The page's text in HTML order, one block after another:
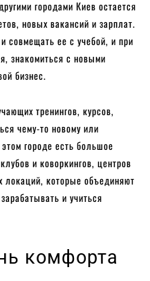
городами Киев остается
новых вакансий и зарплат.
совмещать ее с учебой, и при
знакомиться с новыми
бизнес.
тренингов, курсов,
чему-то новому или
городе есть большое
и коворкингов, центров
локаций, которые объединяют
и учиться
комфорта